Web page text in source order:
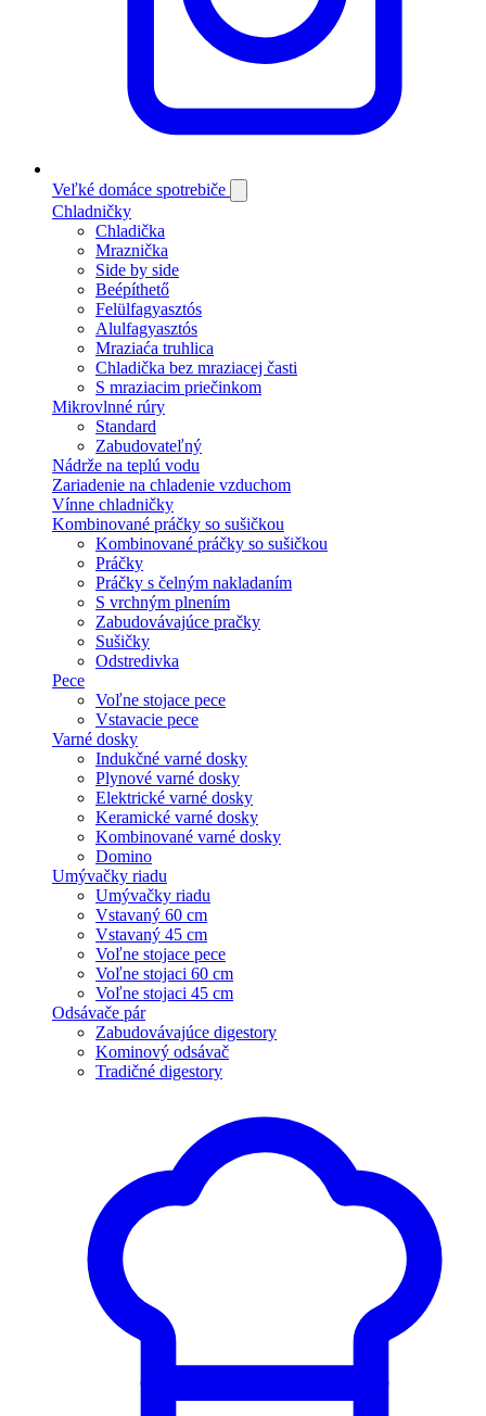
Veľké domáce spotrebiče
Chladničky
Chladička
Mraznička
Side by side
Beépíthető
Felülfagyasztós
Alulfagyasztós
Mraziaća truhlica
Chladička bez mraziacej časti
S mraziacim priečinkom
Mikrovlnné rúry
Standard
Zabudovateľný
Nádrže na teplú vodu
Zariadenie na chladenie vzduchom
Vínne chladničky
Kombinované práčky so sušičkou
Kombinované práčky so sušičkou
Práčky
Práčky s čelným nakladaním
S vrchným plnením
Zabudovávajúce pračky
Sušičky
Odstredivka
Pece
Voľne stojace pece
Vstavacie pece
Varné dosky
Indukčné varné dosky
Plynové varné dosky
Elektrické varné dosky
Keramické varné dosky
Kombinované varné dosky
Domino
Umývačky riadu
Umývačky riadu
Vstavaný 60 cm
Vstavaný 45 cm
Voľne stojace pece
Voľne stojaci 60 cm
Voľne stojaci 45 cm
Odsávače pár
Zabudovávajúce digestory
Kominový odsávač
Tradičné digestory